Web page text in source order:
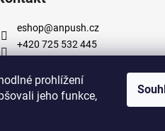
prohlížení
jeho funkce,
eshop@anpush.cz
+420 725 532 445
cz
https://www.instagram.com/
h_5percent/